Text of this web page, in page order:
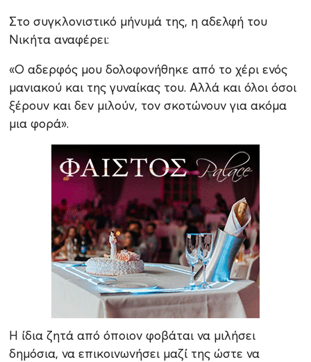
Στο συγκλονιστικό μήνυμά της, η αδελφή του
Νικήτα αναφέρει:
«Ο αδερφός μου δολοφονήθηκε από το χέρι ενός
μανιακού και της γυναίκας του. Αλλά και όλοι όσοι
ξέρουν και δεν μιλούν, τον σκοτώνουν για ακόμα
μια φορά».
Η ίδια ζητά από όποιον φοβάται να μιλήσει
δημόσια, να επικοινωνήσει μαζί της ώστε να